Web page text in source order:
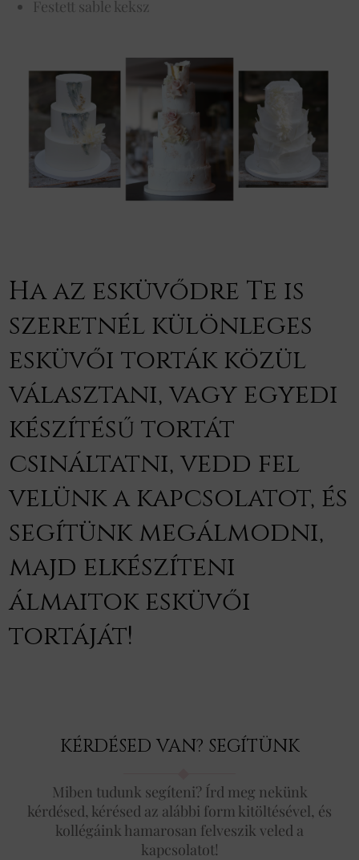
Festett sable keksz
Ha az esküvődre Te is
szeretnél különleges
esküvői torták közül
választani, vagy egyedi
készítésű tortát
csináltatni, vedd fel
velünk a kapcsolatot, és
segítünk megálmodni,
majd elkészíteni
álmaitok esküvői
tortáját!
KÉRDÉSED VAN? SEGÍTÜNK
Miben tudunk segíteni? Írd meg nekünk
kérdésed, kérésed az alábbi form kitöltésével, és
kollégáink hamarosan felveszik veled a
kapcsolatot!